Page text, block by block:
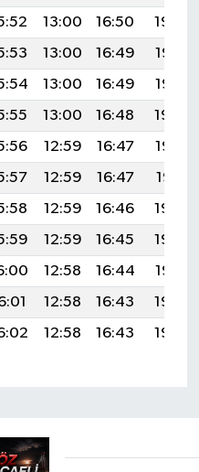
13:00 16:50
19:59
13:00 16:49
19:57
13:00 16:49
19:56
13:00 16:48
19:54
12:59 16:47
19:53
12:59 16:47
19:51
12:59 16:46
19:50
12:59 16:45
19:48
12:58 16:44
19:47
12:58 16:43
19:45
12:58 16:43 19:44